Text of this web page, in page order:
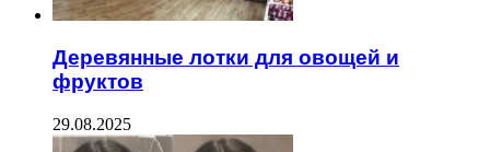
Деревянные лотки для овощей и
фруктов
29.08.2025